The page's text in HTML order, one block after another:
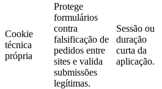
Cookie
técnica
própria
Protege
formulários
contra
falsificação de
pedidos entre
sites e valida
submissões
legítimas.
Sessão ou
duração
curta da
aplicação.